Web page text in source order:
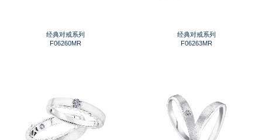
经典对戒系列
F06260MR
经典对戒系列
F06263MR